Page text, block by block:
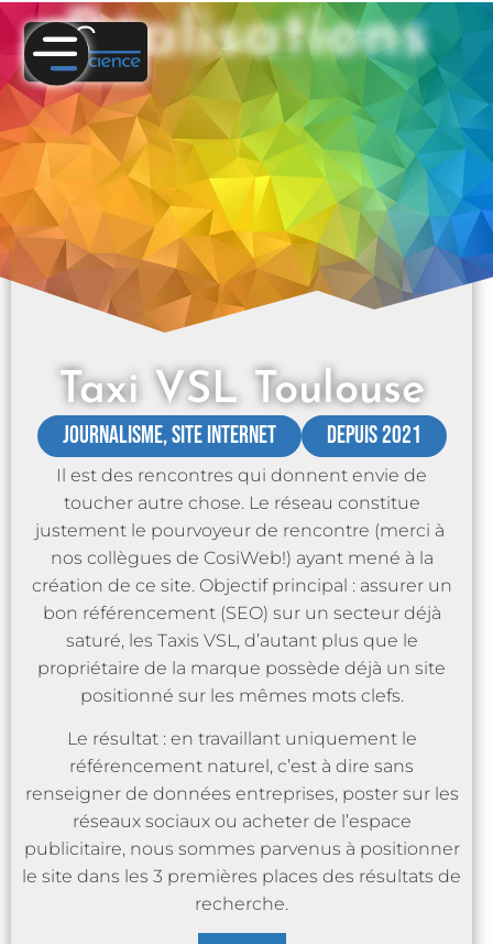
Réalisations
Taxi VSL Toulouse
Journalisme,Site internet Depuis 2021
Il est des rencontres qui donnent envie de
toucher autre chose. Le réseau constitue
justement le pourvoyeur de rencontre (merci à
nos collègues de CosiWeb!) ayant mené à la
création de ce site. Objectif principal : assurer un
bon référencement (SEO) sur un secteur déjà
saturé, les Taxis VSL, d’autant plus que le
propriétaire de la marque possède déjà un site
positionné sur les mêmes mots clefs.
Le résultat : en travaillant uniquement le
référencement naturel, c’est à dire sans
renseigner de données entreprises, poster sur les
réseaux sociaux ou acheter de l’espace
publicitaire, nous sommes parvenus à positionner
le site dans les 3 premières places des résultats de
recherche.